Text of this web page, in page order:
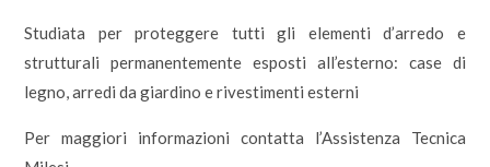
Studiata per proteggere tutti gli elementi d’arredo e
strutturali permanentemente esposti all’esterno: case di
legno, arredi da giardino e rivestimenti esterni
Per maggiori informazioni contatta l’Assistenza Tecnica